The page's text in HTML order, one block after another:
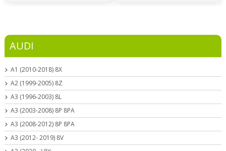
AUDI
A1 (2010-2018) 8X
A2 (1999-2005) 8Z
A3 (1996-2003) 8L
A3 (2003-2008) 8P 8PA
A3 (2008-2012) 8P 8PA
A3 (2012- 2019) 8V